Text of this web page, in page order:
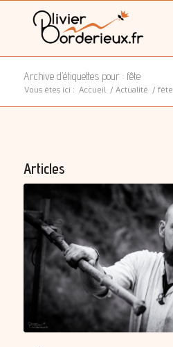
Archive d’étiquettes pour : fête
Vous êtes ici : Accueil / Actualité / fête
Articles